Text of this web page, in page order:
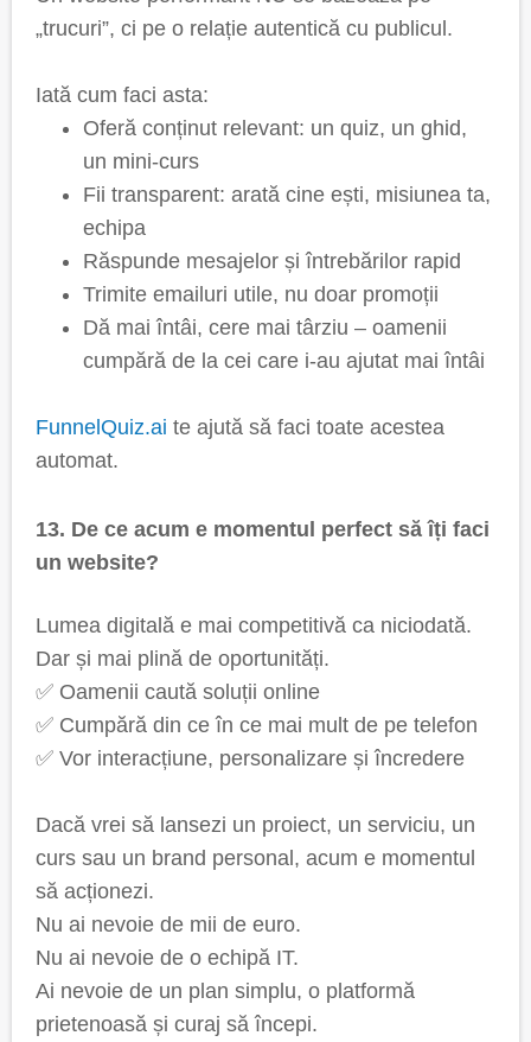
„trucuri”, ci pe o relație autentică cu publicul.
Iată cum faci asta:
Oferă conținut relevant: un quiz, un ghid,
un mini-curs
Fii transparent: arată cine ești, misiunea ta,
echipa
Răspunde mesajelor și întrebărilor rapid
Trimite emailuri utile, nu doar promoții
Dă mai întâi, cere mai târziu – oamenii
cumpără de la cei care i-au ajutat mai întâi
FunnelQuiz.ai te ajută să faci toate acestea
automat.
13. De ce acum e momentul perfect să îți faci
un website?
Lumea digitală e mai competitivă ca niciodată.
Dar și mai plină de oportunități.
✅ Oamenii caută soluții online
✅ Cumpără din ce în ce mai mult de pe telefon
✅ Vor interacțiune, personalizare și încredere
Dacă vrei să lansezi un proiect, un serviciu, un
curs sau un brand personal, acum e momentul
să acționezi.
Nu ai nevoie de mii de euro.
Nu ai nevoie de o echipă IT.
Ai nevoie de un plan simplu, o platformă
prietenoasă și curaj să începi.